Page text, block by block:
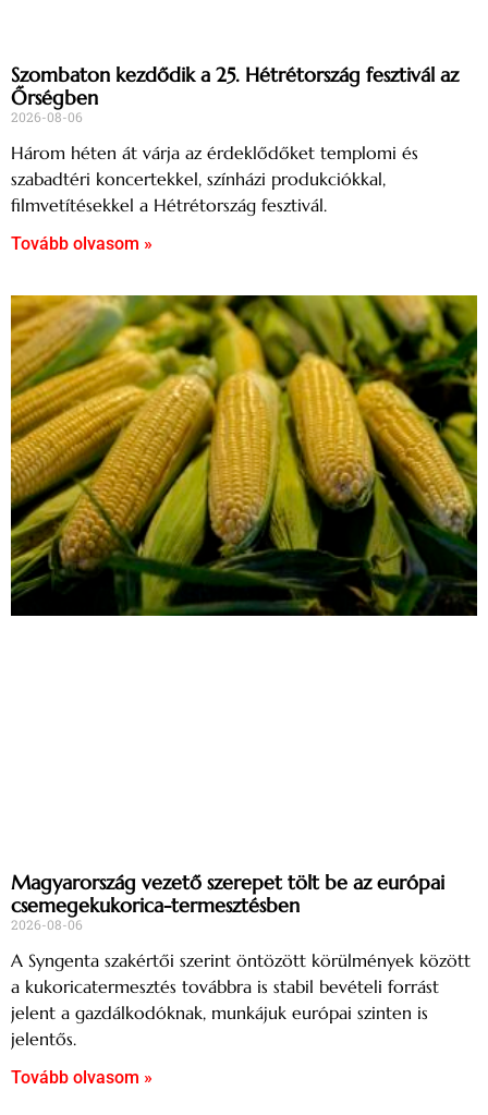
Szombaton kezdődik a 25. Hétrétország fesztivál az
Őrségben
2026-08-06
Három héten át várja az érdeklődőket templomi és
szabadtéri koncertekkel, színházi produkciókkal,
filmvetítésekkel a Hétrétország fesztivál.
Tovább olvasom »
Magyarország vezető szerepet tölt be az európai
csemegekukorica-termesztésben
2026-08-06
A Syngenta szakértői szerint öntözött körülmények között
a kukoricatermesztés továbbra is stabil bevételi forrást
jelent a gazdálkodóknak, munkájuk európai szinten is
jelentős.
Tovább olvasom »